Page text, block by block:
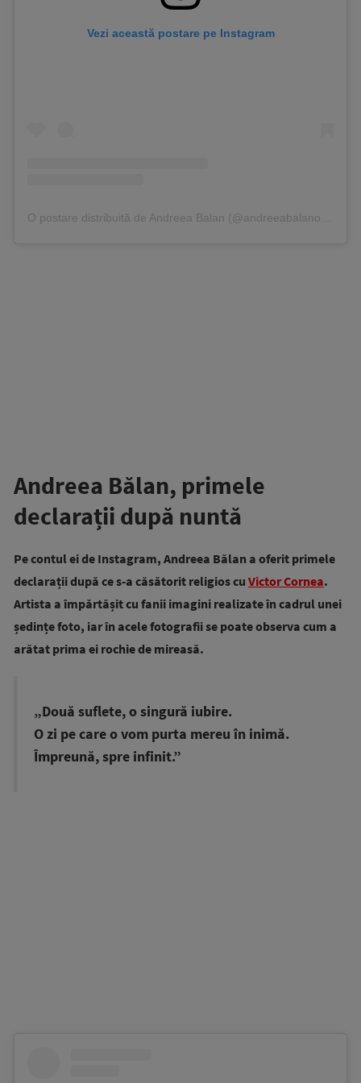
Vezi această postare pe Instagram
O postare distribuită de Andreea Balan (@andreeabalanofficial)
Andreea Bălan, primele
declarații după nuntă
Pe contul ei de Instagram, Andreea Bălan a oferit primele
declarații după ce s-a căsătorit religios cu Victor Cornea.
Artista a împărtășit cu fanii imagini realizate în cadrul unei
ședințe foto, iar în acele fotografii se poate observa cum a
arătat prima ei rochie de mireasă.
„Două suflete, o singură iubire.
O zi pe care o vom purta mereu în inimă.
Împreună, spre infinit.”